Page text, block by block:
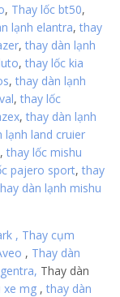
, Thay lốc bt50,
lạnh elantra, thay
, thay dàn lạnh
, thay lốc kia
, thay dàn lạnh
, thay lốc
, thay dàn lạnh
lạnh land cruier
, thay lốc mishu
pajero sport, thay
dàn lạnh mishu
, Thay cụm
, Thay dàn
Thay dàn
xe mg , thay dàn